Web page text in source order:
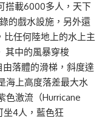
搭載6000多人，天下
的戲水設施，另外還
任何陸地上的水上主
其中的風暴穿梭
由落體的滑梯，斜度達
海上高度落差最大水
色激流（Hurricane
坐4人，藍色狂